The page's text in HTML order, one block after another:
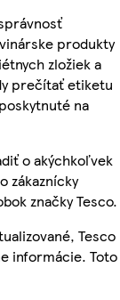
produkty
zložiek a
prečítať etiketu
na
o akýchkoľvek
zákaznícky
značky Tesco.
Tesco
informácie. Toto